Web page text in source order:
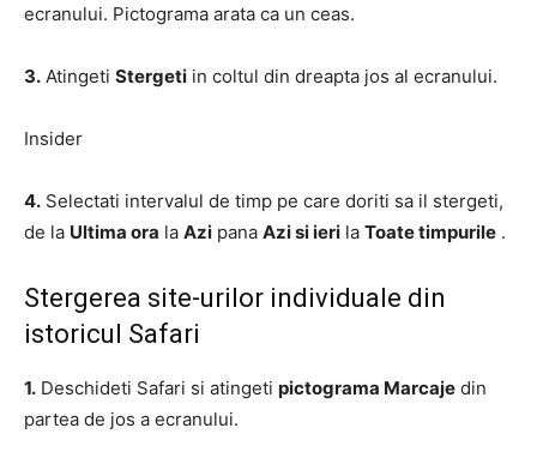
ecranului. Pictograma arata ca un ceas.
3. Atingeti Stergeti in coltul din dreapta jos al ecranului.
Insider
4. Selectati intervalul de timp pe care doriti sa il stergeti,
de la Ultima ora la Azi pana Azi si ieri la Toate timpurile .
Stergerea site-urilor individuale din
istoricul Safari
1. Deschideti Safari si atingeti pictograma Marcaje din
partea de jos a ecranului.